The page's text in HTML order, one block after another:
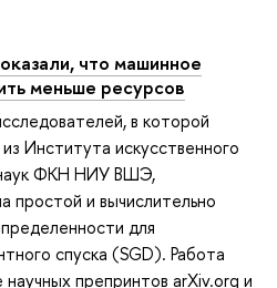
что машинное
меньше ресурсов
в которой
Института искусственного
ФКН НИУ ВШЭ,
простой и вычислительно
для
спуска (SGD). Работа
препринтов arXiv.org и